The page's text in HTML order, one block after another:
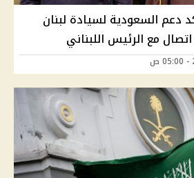
دعم السعودية لسيادة لبنان
مع الرئيس اللبناني